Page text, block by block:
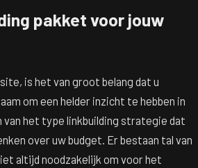
pakket voor jouw
is het van groot belang dat u
om een helder inzicht te hebben in
het type linkbuilding strategie dat
over uw budget. Er bestaan tal van
altijd noodzakelijk om voor het